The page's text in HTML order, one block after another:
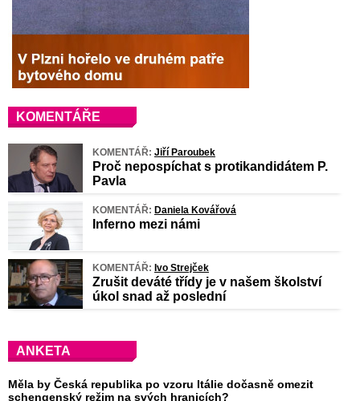
KOMENTÁŘE
KOMENTÁŘ: Jiří Paroubek
Proč nepospíchat s protikandidátem P.
Pavla
KOMENTÁŘ: Daniela Kovářová
Inferno mezi námi
KOMENTÁŘ: Ivo Strejček
Zrušit deváté třídy je v našem školství
úkol snad až poslední
ANKETA
Měla by Česká republika po vzoru Itálie dočasně omezit
schengenský režim na svých hranicích?